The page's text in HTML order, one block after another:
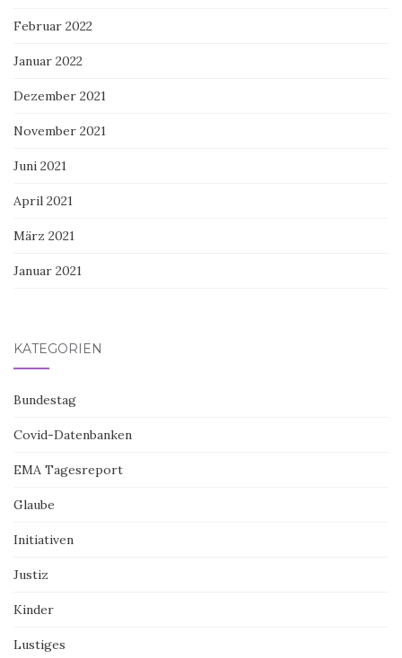
Februar 2022
Januar 2022
Dezember 2021
November 2021
Juni 2021
April 2021
März 2021
Januar 2021
KATEGORIEN
Bundestag
Covid-Datenbanken
EMA Tagesreport
Glaube
Initiativen
Justiz
Kinder
Lustiges